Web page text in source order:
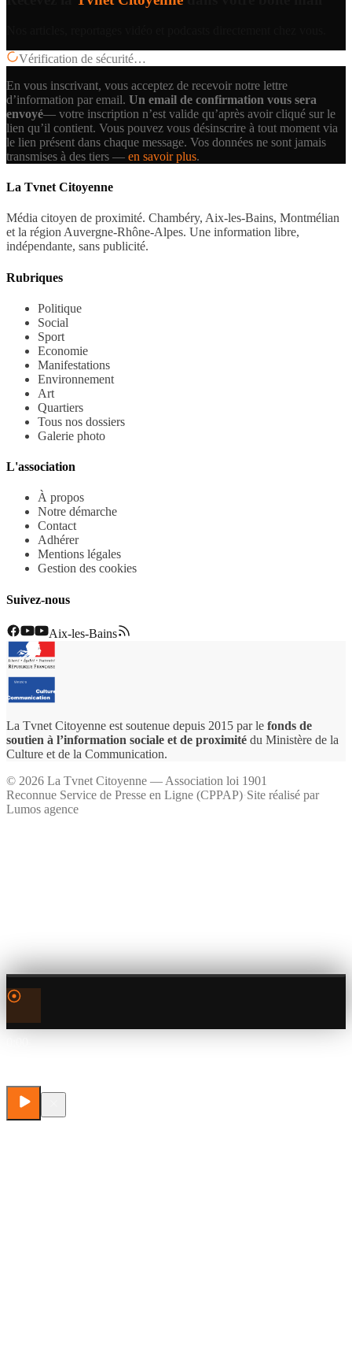
Vérification de sécurité…
En vous inscrivant, vous acceptez de recevoir notre lettre
d’information par email. Un email de confirmation vous sera
envoyé— votre inscription n’est valide qu’après avoir cliqué sur le
lien qu’il contient. Vous pouvez vous désinscrire à tout moment via
le lien présent dans chaque message. Vos données ne sont jamais
transmises à des tiers — en savoir plus.
La Tvnet Citoyenne
Média citoyen de proximité. Chambéry, Aix-les-Bains, Montmélian
et la région Auvergne-Rhône-Alpes. Une information libre,
indépendante, sans publicité.
Rubriques
Politique
Social
Sport
Economie
Manifestations
Environnement
Art
Quartiers
Tous nos dossiers
Galerie photo
L'association
À propos
Notre démarche
Contact
Adhérer
Mentions légales
Gestion des cookies
Suivez-nous
Aix-les-Bains
La Tvnet Citoyenne est soutenue depuis 2015 par le fonds de
soutien à l’information sociale et de proximité du Ministère de la
Culture et de la Communication.
© 2026 La Tvnet Citoyenne — Association loi 1901
Reconnue Service de Presse en Ligne (CPPAP)·Site réalisé par
Lumos agence